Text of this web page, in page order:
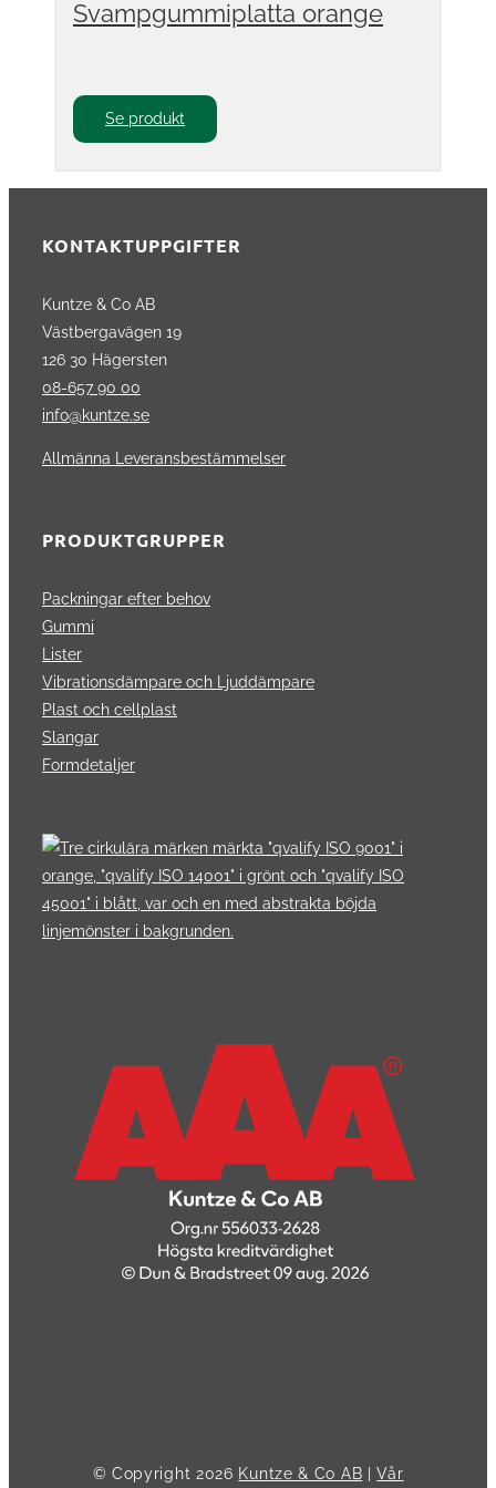
Svampgummiplatta orange
Se produkt
KONTAKTUPPGIFTER
Kuntze & Co AB
Västbergavägen 19
126 30 Hägersten
08-657 90 00
info@kuntze.se
Allmänna Leveransbestämmelser
PRODUKTGRUPPER
Packningar efter behov
Gummi
Lister
Vibrationsdämpare och Ljuddämpare
Plast och cellplast
Slangar
Formdetaljer
© Copyright 2026 Kuntze & Co AB |Vår